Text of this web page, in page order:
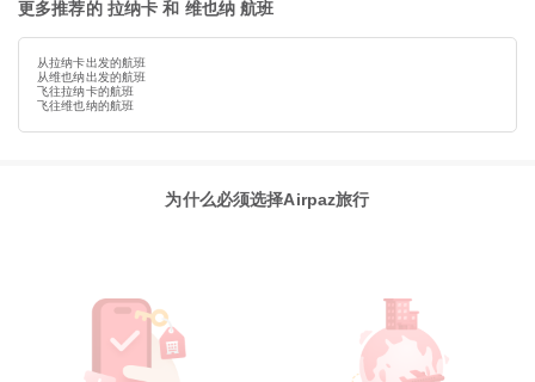
更多推荐的 拉纳卡 和 维也纳 航班
从拉纳卡出发的航班
从维也纳出发的航班
飞往拉纳卡的航班
飞往维也纳的航班
为什么必须选择Airpaz旅行